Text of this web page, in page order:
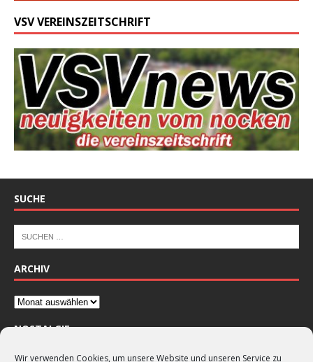
Wir verwenden Cookies, um unsere Website und unseren Service zu
VSV VEREINSZEITSCHRIFT
SUCHE
ARCHIV
NOSTALGIE